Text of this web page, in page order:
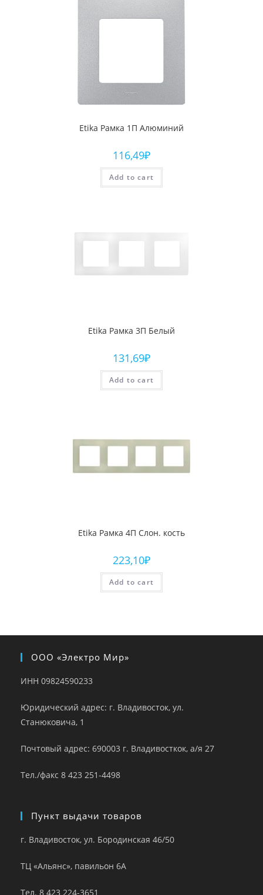
Etika Рамка 1П Алюминий
116,49₽
Add to cart
Etika Рамка 3П Белый
131,69₽
Add to cart
Etika Рамка 4П Слон. кость
223,10₽
Add to cart
ООО «Электро Мир»
ИНН 09824590233
Юридический адрес: г. Владивосток, ул.
Станюковича, 1
Почтовый адрес: 690003 г. Владивосткок, а/я 27
Тел./факс 8 423 251-4498
Пункт выдачи товаров
г. Владивосток, ул. Бородинская 46/50
ТЦ «Альянс», павильон 6А
Тел. 8 423 224-3651